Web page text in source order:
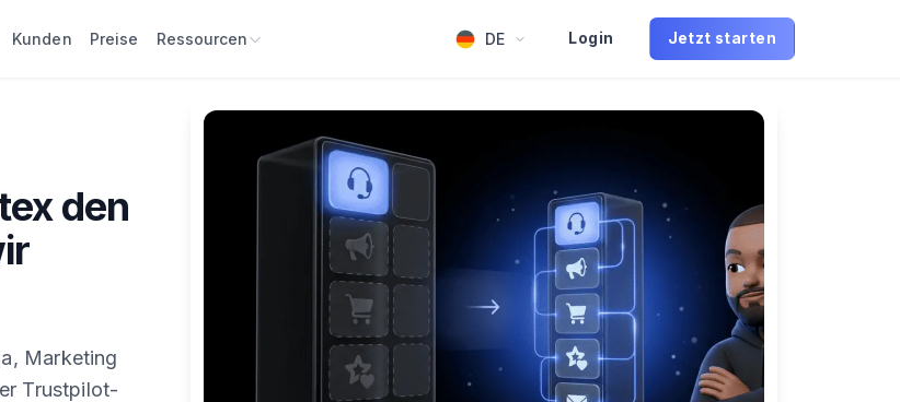
Kunden Preise Ressourcen DE Login Jetzt starten
den
Marketing
Trustpilot-